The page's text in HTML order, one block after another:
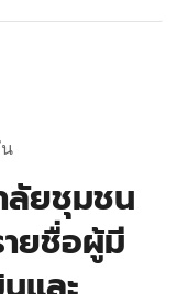
ลัยชุมชน
ายชื่อผู้มี